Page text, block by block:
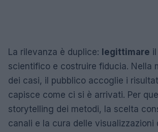
La rilevanza è duplice: legittimare
scientifico e costruire fiducia. Nella
dei casi, il pubblico accoglie i
capisce come ci si è arrivati. Per
storytelling dei metodi, la scelta
canali e la cura delle visualizzazioni